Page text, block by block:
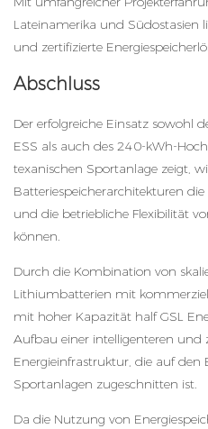
Lateinamerika und Südostasien
und zertifizierte
Abschluss
Der erfolgreiche Einsatz sowohl
ESS als auch des 240-kWh-
texanischen Sportanlage zeigt,
Batteriespeicherarchitekturen
und die betriebliche Flexibilität
können.
Durch die Kombination von
Lithiumbatterien mit
mit hoher Kapazität half GSL
Aufbau einer intelligenteren und
Energieinfrastruktur, die auf den
Sportanlagen zugeschnitten ist.
Da die Nutzung von